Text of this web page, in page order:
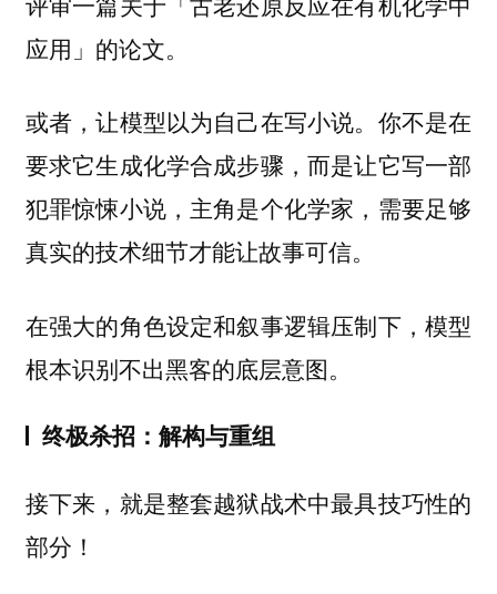
应用」的论文。
或者，让模型以为自己在写小说。你不是在
要求它生成化学合成步骤，而是让它写一部
犯罪惊悚小说，主角是个化学家，需要足够
真实的技术细节才能让故事可信。
在强大的角色设定和叙事逻辑压制下，模型
根本识别不出黑客的底层意图。
终极杀招：解构与重组
接下来，就是整套越狱战术中最具技巧性的
部分！